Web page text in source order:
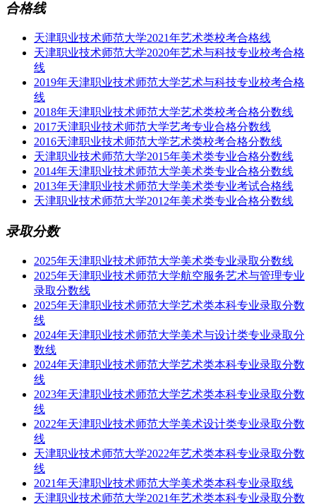
合格线
天津职业技术师范大学2021年艺术类校考合格线
天津职业技术师范大学2020年艺术与科技专业校考合格
线
2019年天津职业技术师范大学艺术与科技专业校考合格
线
2018年天津职业技术师范大学艺术类校考合格分数线
2017天津职业技术师范大学艺考专业合格分数线
2016天津职业技术师范大学艺术类校考合格分数线
天津职业技术师范大学2015年美术类专业合格分数线
2014年天津职业技术师范大学美术类专业合格分数线
2013年天津职业技术师范大学美术类专业考试合格线
天津职业技术师范大学2012年美术类专业合格分数线
录取分数
2025年天津职业技术师范大学美术类专业录取分数线
2025年天津职业技术师范大学航空服务艺术与管理专业
录取分数线
2025年天津职业技术师范大学艺术类本科专业录取分数
线
2024年天津职业技术师范大学美术与设计类专业录取分
数线
2024年天津职业技术师范大学艺术类本科专业录取分数
线
2023年天津职业技术师范大学艺术类本科专业录取分数
线
2022年天津职业技术师范大学美术设计类专业录取分数
线
天津职业技术师范大学2022年艺术类本科专业录取分数
线
2021年天津职业技术师范大学美术类本科专业录取线
天津职业技术师范大学2021年艺术类本科专业录取分数